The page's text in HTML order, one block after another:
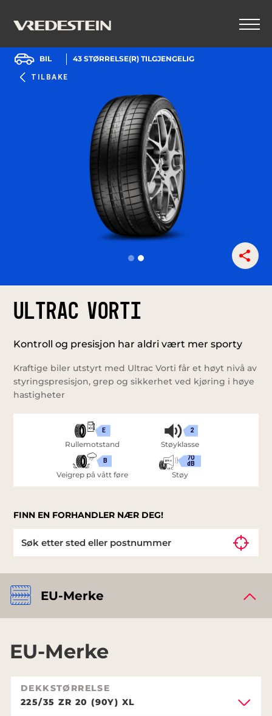
TILBAKE
BIL 43 STØRRELSE(R) TILGJENGELIG
Ultrac Vorti
Kontroll og presisjon har aldri vært mer sporty
Kraftige biler utstyrt med Ultrac Vorti får et høyt nivå av
styringspresisjon, grep og sikkerhet ved kjøring i høye
hastigheter
E
Rullemotstand
B
Veigrep på vått føre
2
Støyklasse
70
dB
Støy
FINN EN FORHANDLER NÆR DEG!
EU-Merke
EU-Merke
DEKKSTØRRELSE
225/35 ZR 20 (90Y) XL